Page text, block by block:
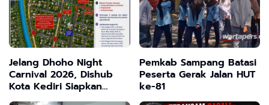
Jelang Dhoho Night
Carnival 2026, Dishub
Kota Kediri Siapkan
Skema Rekayasa Lalu
Pemkab Sampang Batasi
Peserta Gerak Jalan HUT
ke-81